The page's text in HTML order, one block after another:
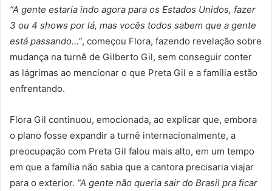
“A gente estaria indo agora para os Estados Unidos, fazer
3 ou 4 shows por lá, mas vocês todos sabem que a gente
está passando…”, começou Flora, fazendo revelação sobre
mudança na turnê de Gilberto Gil, sem conseguir conter
as lágrimas ao mencionar o que Preta Gil e a família estão
enfrentando.
Flora Gil continuou, emocionada, ao explicar que, embora
o plano fosse expandir a turnê internacionalmente, a
preocupação com Preta Gil falou mais alto, em um tempo
em que a família não sabia que a cantora precisaria viajar
para o exterior. “A gente não queria sair do Brasil pra ficar